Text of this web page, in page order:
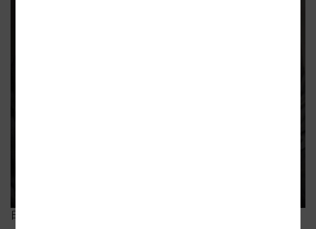
日高 豊彦先生